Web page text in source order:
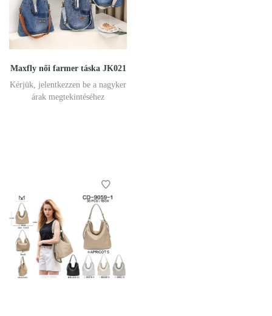
Maxfly női farmer táska JK021
Kérjük, jelentkezzen be a nagyker
árak megtekintéséhez